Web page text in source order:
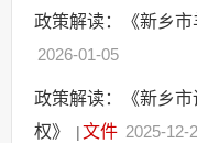
涉企收费目录清单
政策解读：《新乡市
2026-01-05
政策解读：《新乡
权》
|文件 2025-12-